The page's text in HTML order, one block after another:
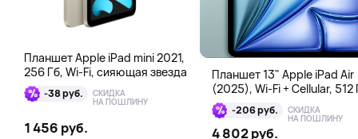
Планшет Apple iPad mini 2021,
256 Гб, Wi-Fi, сияющая звезда
-38 руб. СКИДКА
НА ПОШЛИНУ
1 456 руб.
Планшет 13" Apple iPad Air
(2025), Wi-Fi + Cellular, 512
голубой-206 руб. СКИДКА
НА ПОШЛИНУ
4 802 руб.